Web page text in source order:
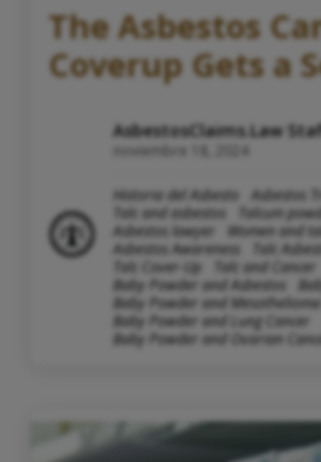
The Asbestos
Coverup Gets a
AsbestosClaims.Law
noviembre 18, 2024
Historia del Asbesto
Asbestos
Talc and asbestos
Talcum
Asbestos lawyer
Women and
Asbestos Awareness
Talc
Talc Cover-Up
Talc and Cancer
Baby Powder and Asbestos
Baby Powder and Mesothelioma
Baby Powder and Lung Cancer
Baby Powder and Ovarian